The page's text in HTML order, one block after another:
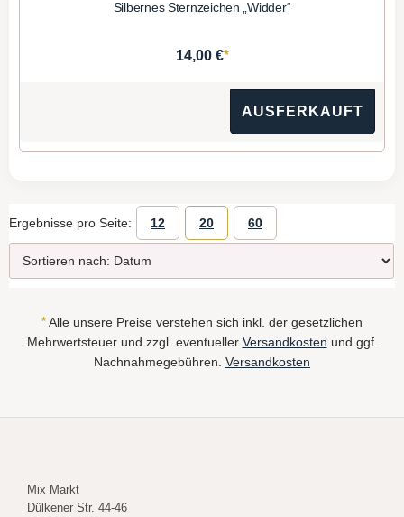
Silbernes Sternzeichen „Widder“
14,00 €*
AUSFERKAUFT
Ergebnisse pro Seite: 12 20 60
* Alle unsere Preise verstehen sich inkl. der gesetzlichen
Mehrwertsteuer und zzgl. eventueller Versandkosten und ggf.
Nachnahmegebühren. Versandkosten
Mix Markt
Dülkener Str. 44-46